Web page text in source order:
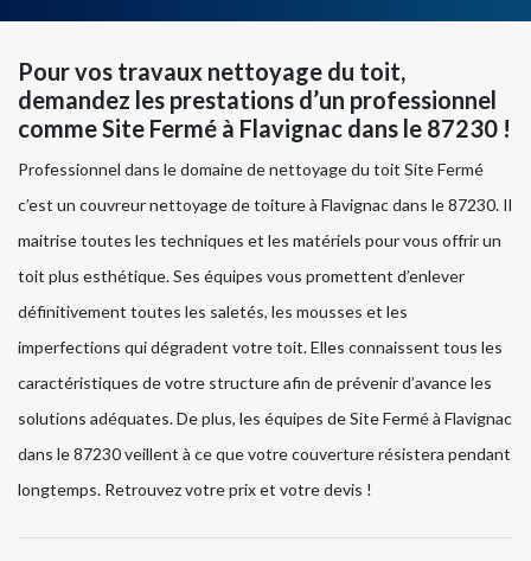
Pour vos travaux nettoyage du toit,
demandez les prestations d’un professionnel
comme Site Fermé à Flavignac dans le 87230 !
Professionnel dans le domaine de nettoyage du toit Site Fermé
c’est un couvreur nettoyage de toiture à Flavignac dans le 87230. Il
maitrise toutes les techniques et les matériels pour vous offrir un
toit plus esthétique. Ses équipes vous promettent d’enlever
définitivement toutes les saletés, les mousses et les
imperfections qui dégradent votre toit. Elles connaissent tous les
caractéristiques de votre structure afin de prévenir d’avance les
solutions adéquates. De plus, les équipes de Site Fermé à Flavignac
dans le 87230 veillent à ce que votre couverture résistera pendant
longtemps. Retrouvez votre prix et votre devis !